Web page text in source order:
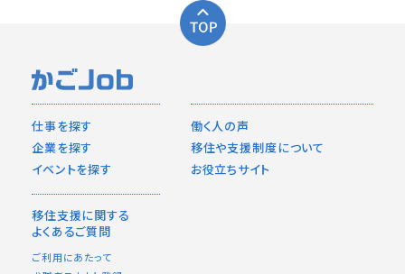
仕事を探す
企業を探す
イベントを探す
働く人の声
移住や支援制度について
お役立ちサイト
移住支援に関する
よくあるご質問
ご利用にあたって